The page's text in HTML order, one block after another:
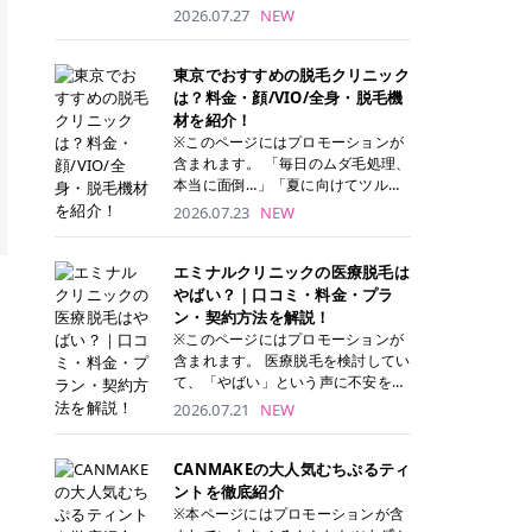
ナーパッド」は、化粧水や美容液を
トナーパッドは洗顔後に肌をやさし
く拭き取ることで、古い角質や余分
な皮脂汚れをオフしながら、うるお
いを与えられるのが特徴✨ さらに、
気になる部分には数分のせて部分用
パックとしても使用できるため、1
両方を叶えられます。 韓国コスメブ
ランドを中心に人気を集めていまし
たが、現在では日本でも定番のスキ
ンケアアイテムとして幅広い世代に
愛用されています。 トナーパッドの
特徴 トナーパッドと拭き取り化粧水
の違い 「トナーパッド」と「拭き取
り化粧水」はどちらも洗顔後に使用
するスキンケアアイテムですが、使
い方や特徴に違いがあります。 トナ
ーパッドは、化粧水があらかじめパ
ッドに含まれているため、コットン
を用意する手間がなく、忙しい朝で
もサッと使えるのが魅力です。 ま
た、保湿成分を豊富に配合した商品
2026.07.27 NEW
東京でおすすめの脱毛クリニック
は？料金・顔/VIO/全身・脱毛機
材を紹介！
※このページにはプロモーションが
含まれます。 「毎日のムダ毛処理、
本当に面倒…」「夏に向けてツルツ
ル肌になりたい！」 そう思って東京
べばいいの？と迷ってしまいますよ
ね。 この記事では、医療脱毛の基本
から、東京で特に通いやすいフレイ
アクリニック・レジーナクリニッ
ク・エミナルクリニック・リゼクリ
ニックの4院について、分かりやす
リニックを見つけて、面倒な自己処
理から卒業しちゃいましょう♪ クリ
ニック 全身＋VIO 全身＋VIO＋顔 特
徴 脱毛器 詳細 フレイアクリニック
52,800円(税込)/5回 94,600円(税
込)/5回 肌への負担に配慮しなが
2026.07.23 NEW
エミナルクリニックの医療脱毛は
やばい？｜口コミ・料金・プラ
ン・契約方法を解説！
※このページにはプロモーションが
含まれます。 医療脱毛を検討してい
て、「やばい」という声に不安を抱
える方も多いのではないでしょう
体系をはじめ、学生や友人同士でお
得になる割引キャンペーン、無料カ
ウンセリングから施術までの具体的
2026.07.21 NEW
CANMAKEの大人気むちぷるティ
ントを徹底紹介
※本ページにはプロモーションが含